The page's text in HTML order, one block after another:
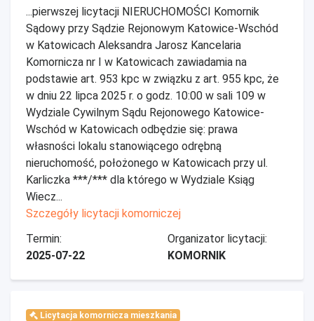
...pierwszej licytacji NIERUCHOMOŚCI Komornik
Sądowy przy Sądzie Rejonowym Katowice-Wschód
w Katowicach Aleksandra Jarosz Kancelaria
Komornicza nr I w Katowicach zawiadamia na
podstawie art. 953 kpc w związku z art. 955 kpc, że
w dniu 22 lipca 2025 r. o godz. 10:00 w sali 109 w
Wydziale Cywilnym Sądu Rejonowego Katowice-
Wschód w Katowicach odbędzie się: prawa
własności lokalu stanowiącego odrębną
nieruchomość, położonego w Katowicach przy ul.
Karliczka ***/*** dla którego w Wydziale Ksiąg
Wiecz...
Szczegóły licytacji komorniczej
Termin:
2025-07-22
Organizator licytacji:
KOMORNIK
Licytacja komornicza mieszkania